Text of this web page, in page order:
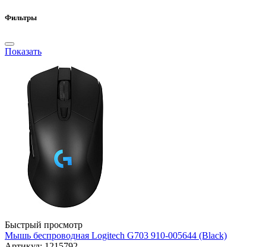
Фильтры
Показать
Быстрый просмотр
Мышь беспроводная Logitech G703 910-005644 (Black)